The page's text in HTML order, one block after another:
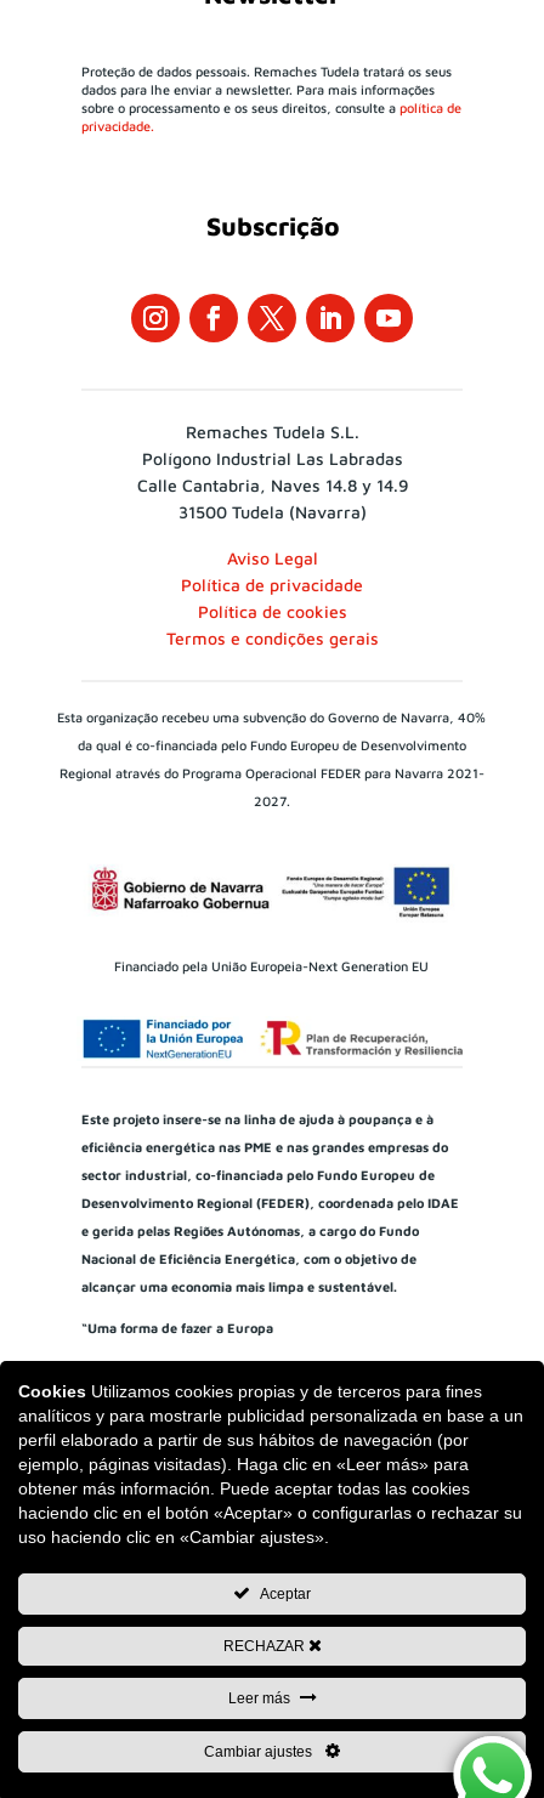
Proteção de dados pessoais. Remaches Tudela tratará os seus
dados para lhe enviar a newsletter. Para mais informações
sobre o processamento e os seus direitos, consulte apolítica de
privacidade.
Subscrição
Remaches Tudela S.L.
Polígono Industrial Las Labradas
Calle Cantabria, Naves 14.8 y 14.9
31500 Tudela (Navarra)
Aviso Legal
Política de privacidade
Política de cookies
Termos e condições gerais
Esta organização recebeu uma subvenção do Governo de Navarra, 40%
da qual é co-financiada pelo Fundo Europeu de Desenvolvimento
Regional através do Programa Operacional FEDER para Navarra 2021-
2027.
Financiado pela União Europeia-Next Generation EU
Este projeto insere-se na linha de ajuda à poupança e à
eficiência energética nas PME e nas grandes empresas do
sector industrial, co-financiada pelo Fundo Europeu de
Desenvolvimento Regional (FEDER), coordenada pelo IDAE
e gerida pelas Regiões Autónomas, a cargo do Fundo
Nacional de Eficiência Energética, com o objetivo de
alcançar uma economia mais limpa e sustentável.
“Uma forma de fazer a Europa
Copyright © 2026 Remaches Tudela
Cookies Utilizamos cookies propias y de terceros para fines
analíticos y para mostrarle publicidad personalizada en base a un
perfil elaborado a partir de sus hábitos de navegación (por
ejemplo, páginas visitadas). Haga clic en «Leer más» para
obtener más información. Puede aceptar todas las cookies
haciendo clic en el botón «Aceptar» o configurarlas o rechazar su
uso haciendo clic en «Cambiar ajustes».
Aceptar
RECHAZAR
Leer más
Cambiar ajustes